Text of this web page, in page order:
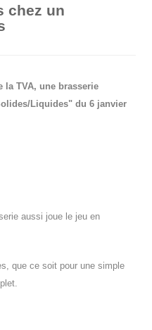
chez un
la TVA, une brasserie
Liquides" du 6 janvier
aussi joue le jeu en
que ce soit pour une simple